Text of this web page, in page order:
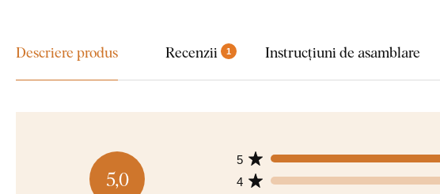
Descriere produs Recenzii 1 Instrucțiuni de asamblare
5,0 4
5